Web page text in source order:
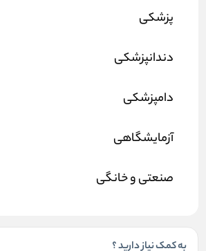
پزشکی
دندانپزشکی
دامپزشکی
آزمایشگاهی
صنعتی و خانگی
به کمک نیاز دارید ؟